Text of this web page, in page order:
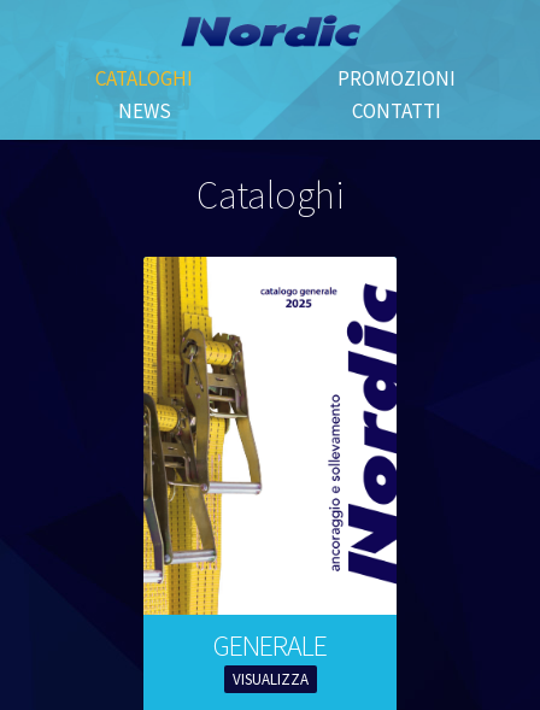
CATALOGHI
PROMOZIONI
NEWS
CONTATTI
Cataloghi
GENERALE
VISUALIZZA